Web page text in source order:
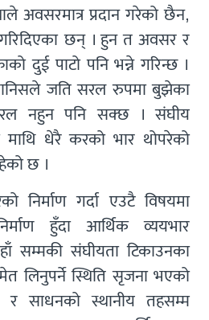
अवसरमात्र प्रदान गरेको छैन,
छन् । हुन त अवसर र
दुई पाटो पनि भन्ने गरिन्छ ।
जति सरल रुपमा बुझेका
नहुन पनि सक्छ । संघीय
धेरै करको भार थोपरेको
छ ।
निर्माण गर्दा एउटै विषयमा
हुँदा आर्थिक व्ययभार
सम्मकी संघीयता टिकाउनका
लिनुपर्ने स्थिति सृजना भएको
साधनको स्थानीय तहसम्म